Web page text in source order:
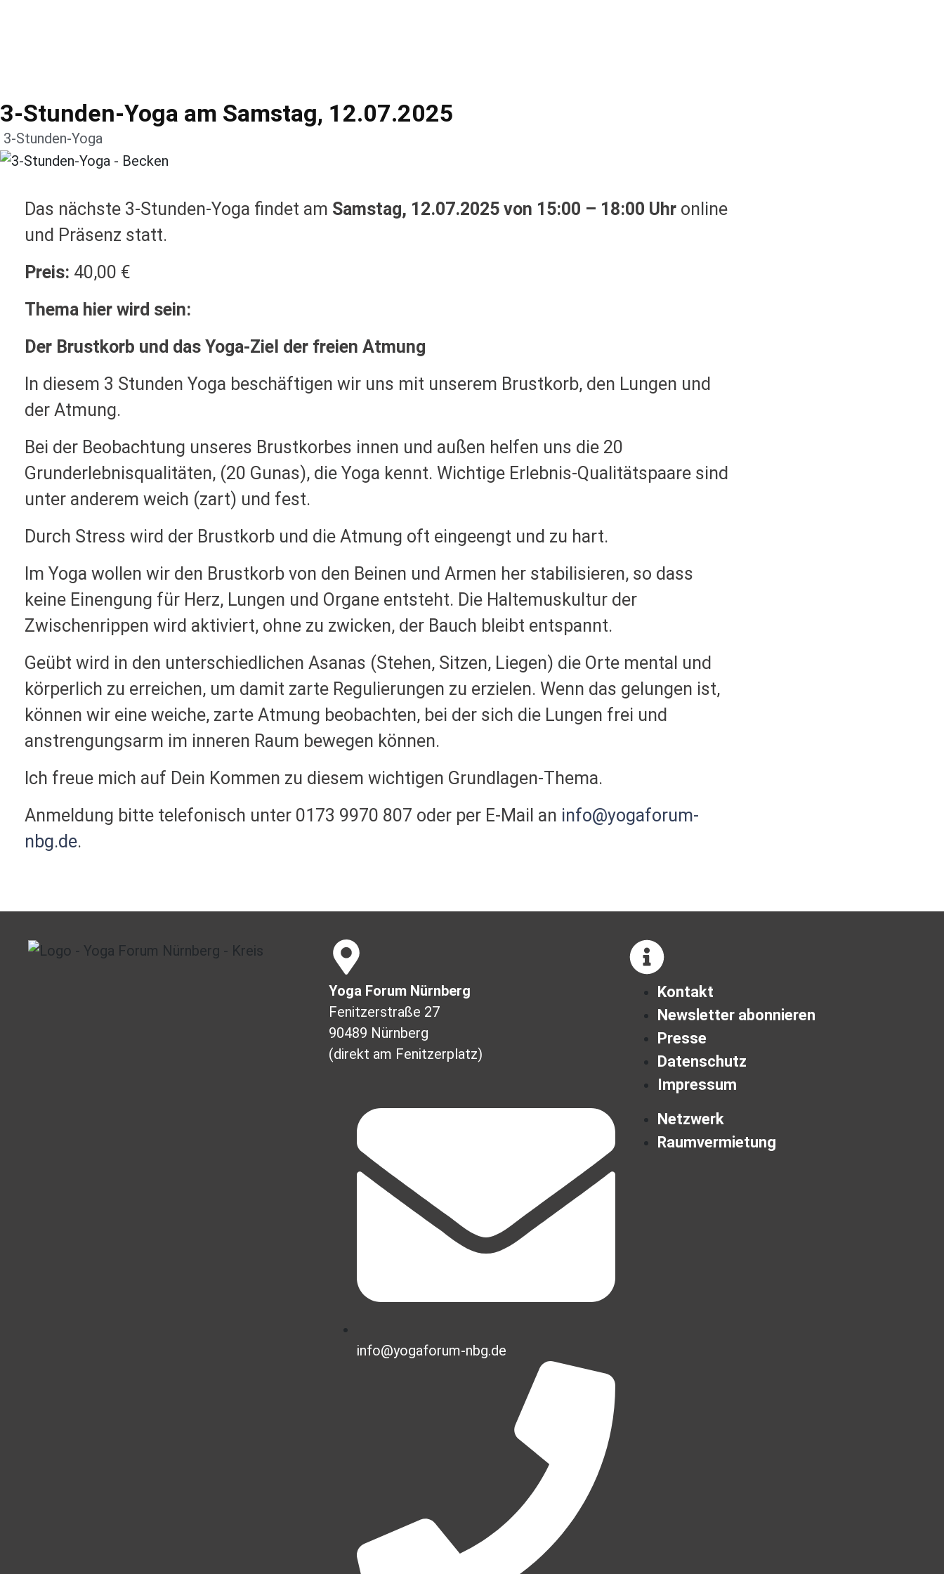
3-Stunden-Yoga am Samstag, 12.07.2025
3-Stunden-Yoga
Das nächste 3-Stunden-Yoga findet am Samstag, 12.07.2025 von 15:00 – 18:00 Uhr online
und Präsenz statt.
Preis: 40,00 €
Thema hier wird sein:
Der Brustkorb und das Yoga-Ziel der freien Atmung
In diesem 3 Stunden Yoga beschäftigen wir uns mit unserem Brustkorb, den Lungen und
der Atmung.
Bei der Beobachtung unseres Brustkorbes innen und außen helfen uns die 20
Grunderlebnisqualitäten, (20 Gunas), die Yoga kennt. Wichtige Erlebnis-Qualitätspaare sind
unter anderem weich (zart) und fest.
Durch Stress wird der Brustkorb und die Atmung oft eingeengt und zu hart.
Im Yoga wollen wir den Brustkorb von den Beinen und Armen her stabilisieren, so dass
keine Einengung für Herz, Lungen und Organe entsteht. Die Haltemuskultur der
Zwischenrippen wird aktiviert, ohne zu zwicken, der Bauch bleibt entspannt.
Geübt wird in den unterschiedlichen Asanas (Stehen, Sitzen, Liegen) die Orte mental und
körperlich zu erreichen, um damit zarte Regulierungen zu erzielen. Wenn das gelungen ist,
können wir eine weiche, zarte Atmung beobachten, bei der sich die Lungen frei und
anstrengungsarm im inneren Raum bewegen können.
Ich freue mich auf Dein Kommen zu diesem wichtigen Grundlagen-Thema.
Anmeldung bitte telefonisch unter 0173 9970 807 oder per E-Mail an info@yogaforum-
nbg.de.
Yoga Forum Nürnberg
Fenitzerstraße 27
90489 Nürnberg
(direkt am Fenitzerplatz)
info@yogaforum-nbg.de
Kontakt
Newsletter abonnieren
Presse
Datenschutz
Impressum
Netzwerk
Raumvermietung